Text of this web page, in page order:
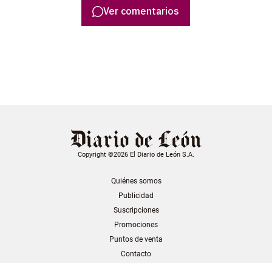
Ver comentarios
Copyright ©2026 El Diario de León S.A.
Quiénes somos
Publicidad
Suscripciones
Promociones
Puntos de venta
Contacto